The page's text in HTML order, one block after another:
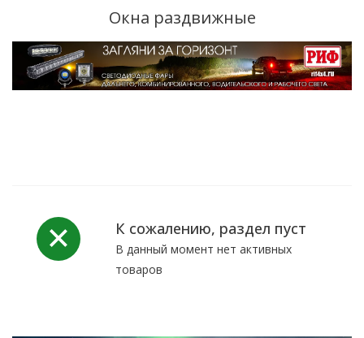
Окна раздвижные
К сожалению, раздел пуст
В данный момент нет активных
товаров